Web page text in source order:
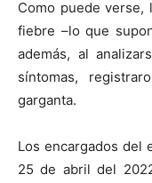
Como puede verse,
fiebre –lo que
además, al
síntomas,
garganta.
Los encargados del
25 de abril del